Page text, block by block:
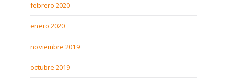
febrero 2020
enero 2020
noviembre 2019
octubre 2019